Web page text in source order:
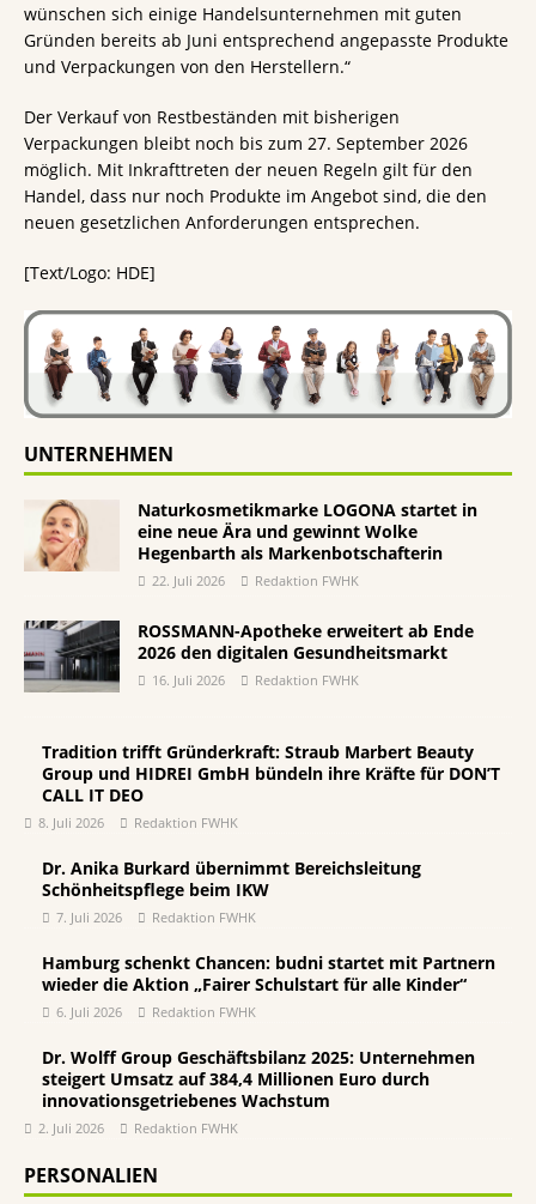
wünschen sich einige Handelsunternehmen mit guten
Gründen bereits ab Juni entsprechend angepasste Produkte
und Verpackungen von den Herstellern.“
Der Verkauf von Restbeständen mit bisherigen
Verpackungen bleibt noch bis zum 27. September 2026
möglich. Mit Inkrafttreten der neuen Regeln gilt für den
Handel, dass nur noch Produkte im Angebot sind, die den
neuen gesetzlichen Anforderungen entsprechen.
[Text/Logo: HDE]
UNTERNEHMEN
Naturkosmetikmarke LOGONA startet in
eine neue Ära und gewinnt Wolke
Hegenbarth als Markenbotschafterin
22. Juli 2026 Redaktion FWHK
ROSSMANN-Apotheke erweitert ab Ende
2026 den digitalen Gesundheitsmarkt
16. Juli 2026 Redaktion FWHK
Tradition trifft Gründerkraft: Straub Marbert Beauty
Group und HIDREI GmbH bündeln ihre Kräfte für DON’T
CALL IT DEO
8. Juli 2026 Redaktion FWHK
Dr. Anika Burkard übernimmt Bereichsleitung
Schönheitspflege beim IKW
7. Juli 2026 Redaktion FWHK
Hamburg schenkt Chancen: budni startet mit Partnern
wieder die Aktion „Fairer Schulstart für alle Kinder“
6. Juli 2026 Redaktion FWHK
Dr. Wolff Group Geschäftsbilanz 2025: Unternehmen
steigert Umsatz auf 384,4 Millionen Euro durch
innovationsgetriebenes Wachstum
2. Juli 2026 Redaktion FWHK
PERSONALIEN